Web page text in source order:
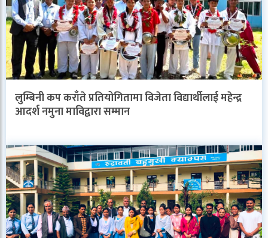
लुम्बिनी कप कराँते प्रतियोगितामा विजेता विद्यार्थीलाई महेन्द्र
आदर्श नमुना माविद्वारा सम्मान